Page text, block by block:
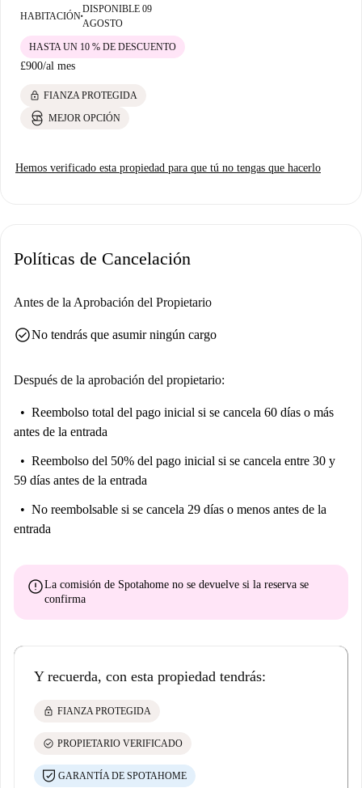
HABITACIÓN■
DISPONIBLE 09
AGOSTO
£900/al mes
HASTA UN 10 % DE DESCUENTO
lock FIANZA PROTEGIDA
MEJOR OPCIÓN
Hemos verificado esta propiedad para que tú no tengas que hacerlo
Políticas de Cancelación
Antes de la Aprobación del Propietario
check_circleNo tendrás que asumir ningún cargo
Después de la aprobación del propietario:
Reembolso total del pago inicial si se cancela 60 días o más
antes de la entrada
Reembolso del 50% del pago inicial si se cancela entre 30 y
59 días antes de la entrada
No reembolsable si se cancela 29 días o menos antes de la
entrada
errorLa comisión de Spotahome no se devuelve si la reserva se
confirma
Y recuerda, con esta propiedad tendrás:
lock FIANZA PROTEGIDA
check_circle PROPIETARIO VERIFICADO
GARANTÍA DE SPOTAHOME